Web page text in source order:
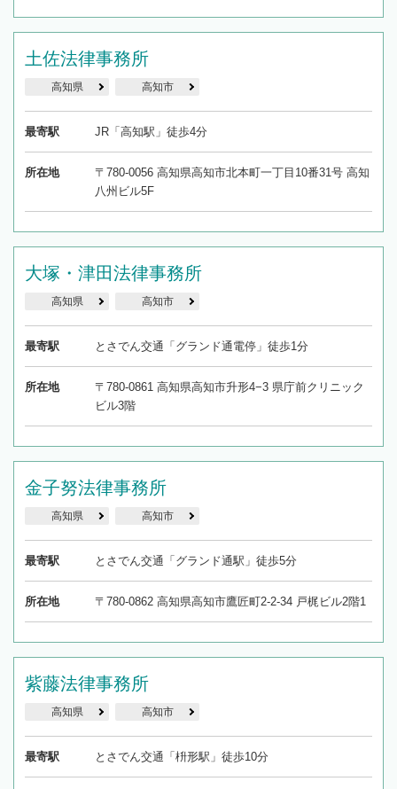
土佐法律事務所
高知県 高知市
最寄駅 JR「高知駅」徒歩4分
所在地
〒780-0056 高知県高知市北本町一丁目10番31号 高知
八州ビル5F
大塚・津田法律事務所
高知県 高知市
最寄駅 とさでん交通「グランド通電停」徒歩1分
所在地
〒780-0861 高知県高知市升形4−3 県庁前クリニック
ビル3階
金子努法律事務所
高知県 高知市
最寄駅 とさでん交通「グランド通駅」徒歩5分
所在地 〒780-0862 高知県高知市鷹匠町2-2-34 戸梶ビル2階1
紫藤法律事務所
高知県 高知市
最寄駅 とさでん交通「枡形駅」徒歩10分